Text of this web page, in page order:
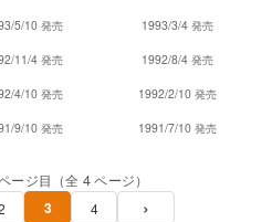
5/10 発売 1993/3/4 発売
11/4 発売 1992/8/4 発売
4/10 発売 1992/2/10 発売
9/10 発売 1991/7/10 発売
ジ目（全 4 ページ）
3 4 ›